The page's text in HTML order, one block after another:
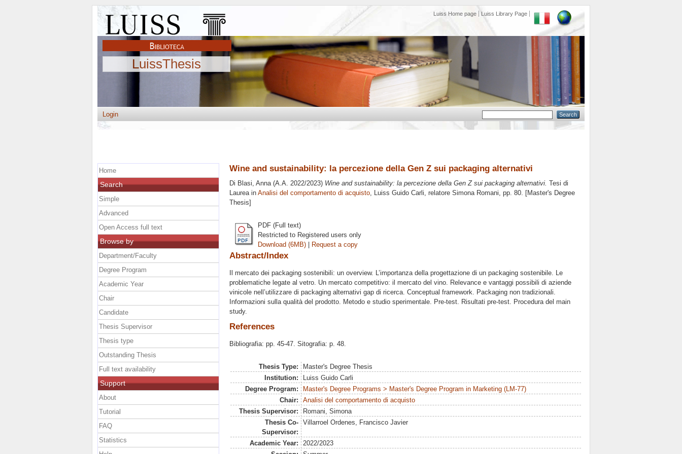
Luiss Home page Luiss Library Page
LuissThesis
Login
Wine and sustainability: la percezione della Gen Z sui packaging alternativi
Di Blasi, Anna(A.A. 2022/2023) Wine and sustainability: la percezione della Gen Z sui packaging alternativi. Tesi di
Laurea in Analisi del comportamento di acquisto, Luiss Guido Carli, relatore Simona Romani, pp. 80. [Master's Degree
Thesis]
PDF (Full text)
Restricted to Registered users only
Download (6MB) | Request a copy
Abstract/Index
Il mercato dei packaging sostenibili: un overview. L’importanza della progettazione di un packaging sostenibile. Le
problematiche legate al vetro. Un mercato competitivo: il mercato del vino. Relevance e vantaggi possibili di aziende
vinicole nell’utilizzare di packaging alternativi gap di ricerca. Conceptual framework. Packaging non tradizionali.
Informazioni sulla qualità del prodotto. Metodo e studio sperimentale. Pre-test. Risultati pre-test. Procedura del main
study.
References
Bibliografia: pp. 45-47. Sitografia: p. 48.
Thesis Type:
Master's Degree Thesis
Institution:
Luiss Guido Carli
Degree Program:
Master's Degree Programs > Master's Degree Program in Marketing (LM-77)
Chair:
Analisi del comportamento di acquisto
Thesis Supervisor:
Romani, Simona
Thesis Co-
Supervisor:
Villarroel Ordenes, Francisco Javier
Academic Year:
2022/2023
Home
Search
Simple
Advanced
Open Access full text
Browse by
Department/Faculty
Degree Program
Academic Year
Chair
Candidate
Thesis Supervisor
Thesis type
Outstanding Thesis
Full text availability
Support
About
Tutorial
FAQ
Statistics